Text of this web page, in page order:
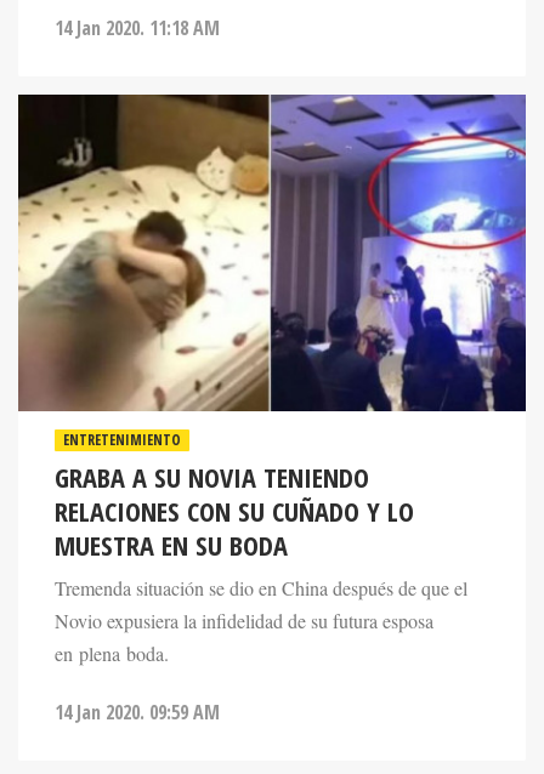
14 Jan 2020. 11:18 AM
ENTRETENIMIENTO
GRABA A SU NOVIA TENIENDO
RELACIONES CON SU CUÑADO Y LO
MUESTRA EN SU BODA
Tremenda situación se dio en China después de que el
Novio expusiera la infidelidad de su futura esposa
en plena boda.
14 Jan 2020. 09:59 AM